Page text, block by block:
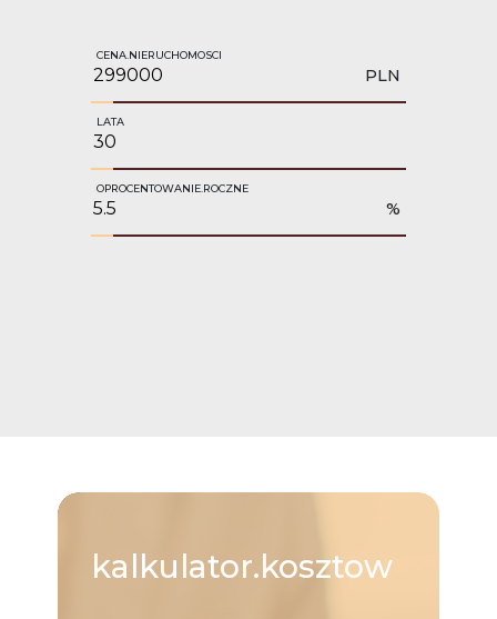
CENA.NIERUCHOMOSCI
PLN
LATA
OPROCENTOWANIE.ROCZNE
%
kalkulator.kosztow